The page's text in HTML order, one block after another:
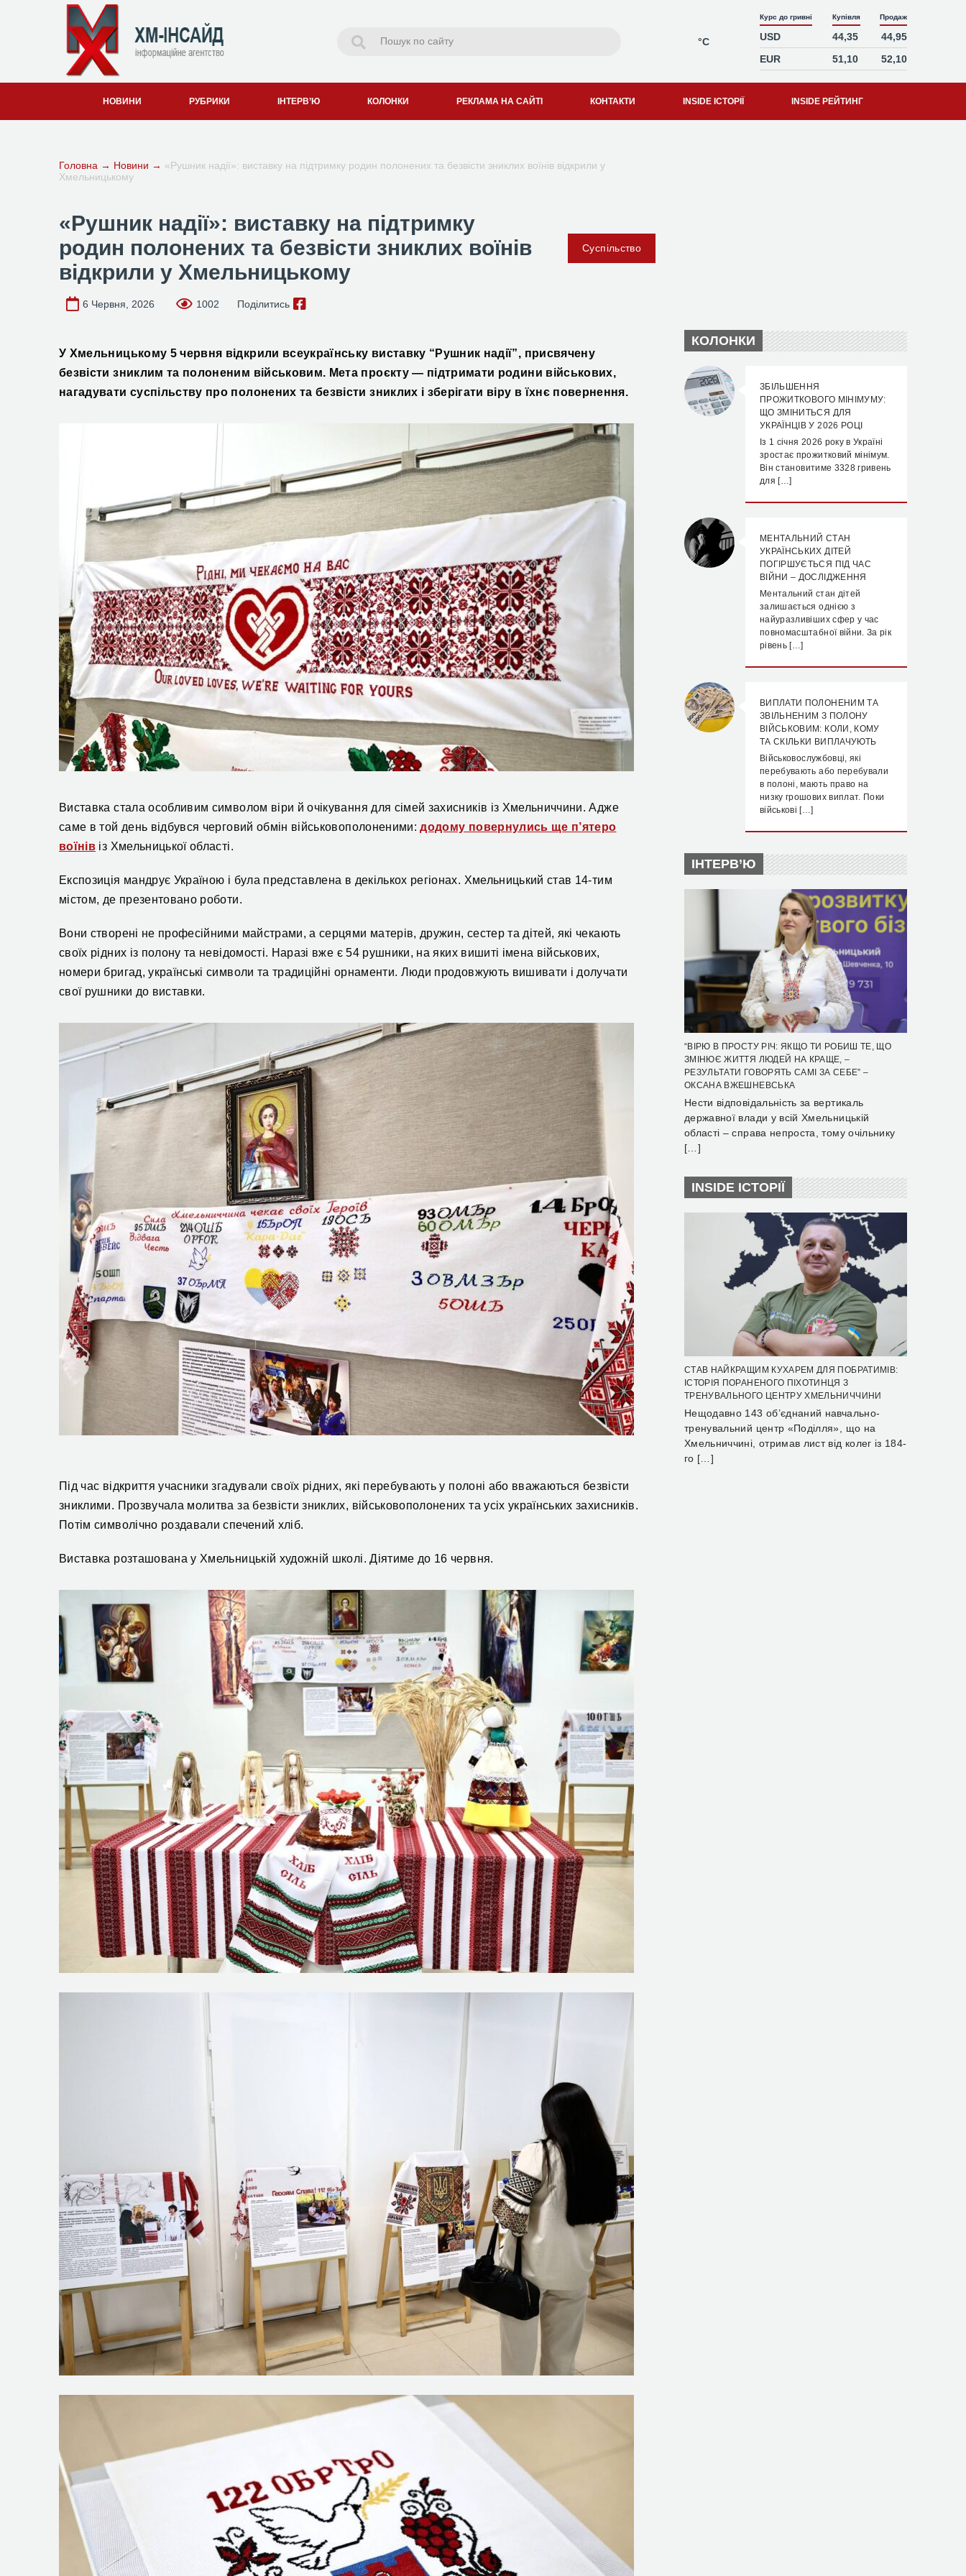
°C
Курс до гривні Купівля Продаж
USD 44,35
44,95
EUR
51,10 52,10
НОВИНИ РУБРИКИ ІНТЕРВ’Ю КОЛОНКИ РЕКЛАМА НА САЙТІ КОНТАКТИ INSIDE ІСТОРІЇ INSIDE РЕЙТИНГ
Головна → Новини → «Рушник надії»: виставку на підтримку родин полонених та безвісти зниклих воїнів відкрили у
Хмельницькому
«Рушник надії»: виставку на підтримку
родин полонених та безвісти зниклих воїнів
відкрили у Хмельницькому
Суспільство
6 Червня, 2026 1002 Поділитись
У Хмельницькому 5 червня відкрили всеукраїнську виставку “Рушник надії”, присвячену
безвісти зниклим та полоненим військовим. Мета проєкту — підтримати родини військових,
нагадувати суспільству про полонених та безвісти зниклих і зберігати віру в їхнє повернення.
Виставка стала особливим символом віри й очікування для сімей захисників із Хмельниччини. Адже
саме в той день відбувся черговий обмін військовополоненими:додому повернулись ще п’ятеро
воїнів із Хмельницької області.
Експозиція мандрує Україною і була представлена в декількох регіонах. Хмельницький став 14-тим
містом, де презентовано роботи.
Вони створені не професійними майстрами, а серцями матерів, дружин, сестер та дітей, які чекають
своїх рідних із полону та невідомості. Наразі вже є 54 рушники, на яких вишиті імена військових,
номери бригад, українські символи та традиційні орнаменти. Люди продовжують вишивати і долучати
свої рушники до виставки.
Під час відкриття учасники згадували своїх рідних, які перебувають у полоні або вважаються безвісти
зниклими. Прозвучала молитва за безвісти зниклих, військовополонених та усіх українських захисників.
Потім символічно роздавали спечений хліб.
Виставка розташована у Хмельницькій художній школі. Діятиме до 16 червня.
КОЛОНКИ
ЗБІЛЬШЕННЯ
ПРОЖИТКОВОГО МІНІМУМУ:
ЩО ЗМІНИТЬСЯ ДЛЯ
УКРАЇНЦІВ У 2026 РОЦІ
Із 1 січня 2026 року в Україні
зростає прожитковий мінімум.
Він становитиме 3328 гривень
для […]
МЕНТАЛЬНИЙ СТАН
УКРАЇНСЬКИХ ДІТЕЙ
ПОГІРШУЄТЬСЯ ПІД ЧАС
ВІЙНИ – ДОСЛІДЖЕННЯ
Ментальний стан дітей
залишається однією з
найуразливіших сфер у час
повномасштабної війни. За рік
рівень […]
ВИПЛАТИ ПОЛОНЕНИМ ТА
ЗВІЛЬНЕНИМ З ПОЛОНУ
ВІЙСЬКОВИМ: КОЛИ, КОМУ
ТА СКІЛЬКИ ВИПЛАЧУЮТЬ
Військовослужбовці, які
перебувають або перебували
в полоні, мають право на
низку грошових виплат. Поки
військові […]
ІНТЕРВ’Ю
“ВІРЮ В ПРОСТУ РІЧ: ЯКЩО ТИ РОБИШ ТЕ, ЩО
ЗМІНЮЄ ЖИТТЯ ЛЮДЕЙ НА КРАЩЕ, –
РЕЗУЛЬТАТИ ГОВОРЯТЬ САМІ ЗА СЕБЕ” –
ОКСАНА ВЖЕШНЕВСЬКА
Нести відповідальність за вертикаль
державної влади у всій Хмельницькій
області – справа непроста, тому очільнику
[…]
INSIDE ІСТОРІЇ
СТАВ НАЙКРАЩИМ КУХАРЕМ ДЛЯ ПОБРАТИМІВ:
ІСТОРІЯ ПОРАНЕНОГО ПІХОТИНЦЯ З
ТРЕНУВАЛЬНОГО ЦЕНТРУ ХМЕЛЬНИЧЧИНИ
Нещодавно 143 об’єднаний навчально-
тренувальний центр «Поділля», що на
Хмельниччині, отримав лист від колег із 184-
го […]